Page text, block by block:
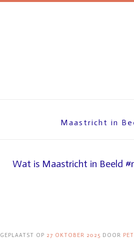
Maastricht in
Wat is Maastricht in Beeld
GEPLAATST OP 27 OKTOBER 2025 DOOR